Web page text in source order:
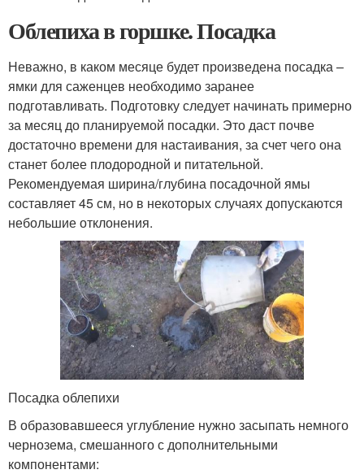
Облепиха в горшке. Посадка
Неважно, в каком месяце будет произведена посадка –
ямки для саженцев необходимо заранее
подготавливать. Подготовку следует начинать примерно
за месяц до планируемой посадки. Это даст почве
достаточно времени для настаивания, за счет чего она
станет более плодородной и питательной.
Рекомендуемая ширина/глубина посадочной ямы
составляет 45 см, но в некоторых случаях допускаются
небольшие отклонения.
Посадка облепихи
В образовавшееся углубление нужно засыпать немного
чернозема, смешанного с дополнительными
компонентами: